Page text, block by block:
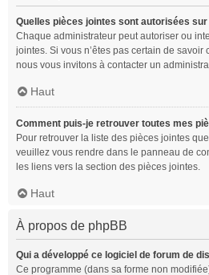
Quelles pièces jointes sont autorisées
Chaque administrateur peut autoriser ou
jointes. Si vous n’êtes pas certain de savoir
nous vous invitons à contacter un
Haut
Comment puis-je retrouver toutes mes
Pour retrouver la liste des pièces jointes
veuillez vous rendre dans le panneau de
les liens vers la section des pièces jointes.
Haut
À propos de phpBB
Qui a développé ce logiciel de forum de
Ce programme (dans sa forme non